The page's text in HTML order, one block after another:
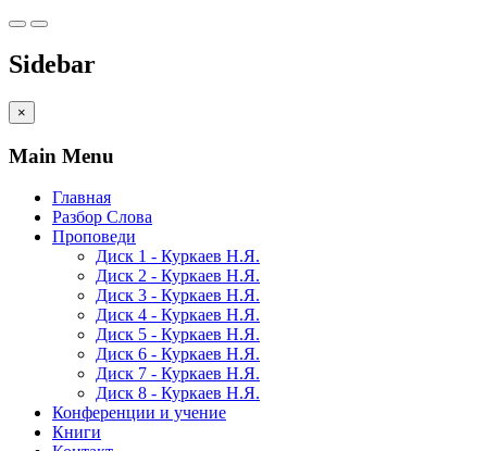
Sidebar
×
Main Menu
Главная
Разбор Слова
Проповеди
Диск 1 - Куркаев Н.Я.
Диск 2 - Куркаев Н.Я.
Диск 3 - Куркаев Н.Я.
Диск 4 - Куркаев Н.Я.
Диск 5 - Куркаев Н.Я.
Диск 6 - Куркаев Н.Я.
Диск 7 - Куркаев Н.Я.
Диск 8 - Куркаев Н.Я.
Конференции и учение
Книги